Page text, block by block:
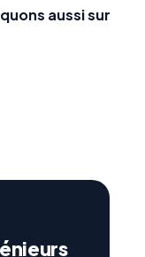
aussi sur